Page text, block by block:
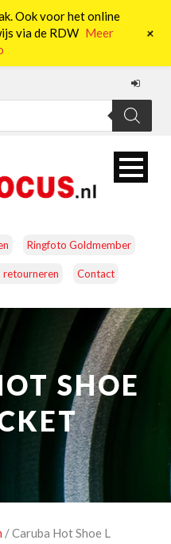
Ringfoto Goldmember
retourneren Contact
ENERGIESHOE
/ Caruba Hot Shoe L
Ook voor het online
via de RDW Meer
+